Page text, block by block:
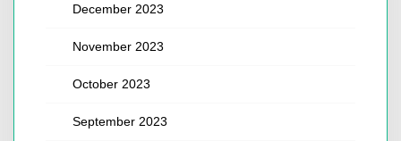
December 2023
November 2023
October 2023
September 2023